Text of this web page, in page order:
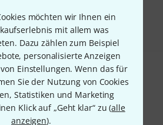
möchten wir Ihnen ein
mit allem was
Dazu zählen zum Beispiel
personalisierte Anzeigen
Einstellungen. Wenn das für
Sie der Nutzung von Cookies
Statistiken und Marketing
Klick auf „Geht klar“ zu (alle
anzeigen).
Hilfe & Feedback